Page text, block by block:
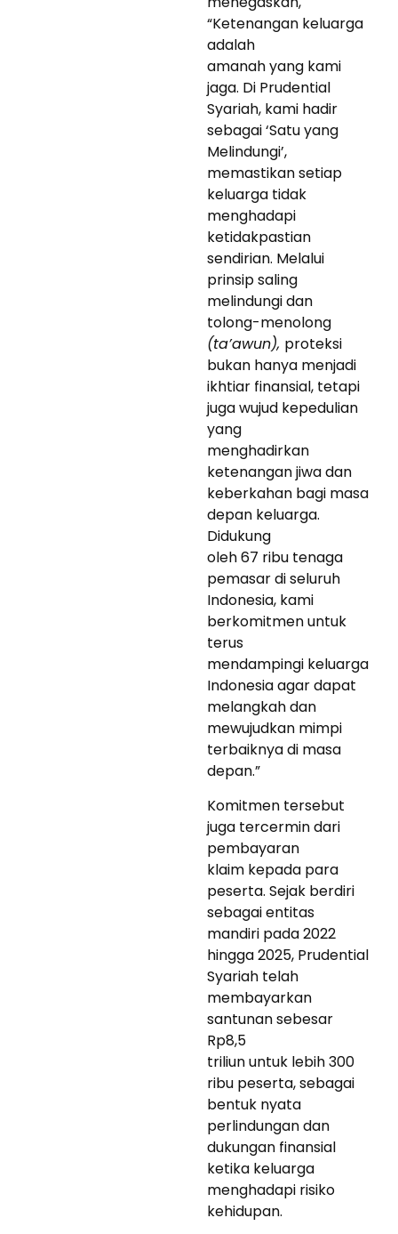
“Ketenangan keluarga
adalah
amanah yang kami
jaga. Di Prudential
Syariah, kami hadir
sebagai ‘Satu yang
Melindungi’,
memastikan setiap
keluarga tidak
menghadapi
ketidakpastian
sendirian. Melalui
prinsip saling
melindungi dan
tolong-menolong
(ta’awun), proteksi
bukan hanya menjadi
ikhtiar finansial, tetapi
juga wujud kepedulian
yang
menghadirkan
ketenangan jiwa dan
keberkahan bagi masa
depan keluarga.
Didukung
oleh 67 ribu tenaga
pemasar di seluruh
Indonesia, kami
berkomitmen untuk
terus
mendampingi keluarga
Indonesia agar dapat
melangkah dan
mewujudkan mimpi
terbaiknya di masa
depan.”
Komitmen tersebut
juga tercermin dari
pembayaran
klaim kepada para
peserta. Sejak berdiri
sebagai entitas
mandiri pada 2022
hingga 2025, Prudential
Syariah telah
membayarkan
santunan sebesar
Rp8,5
triliun untuk lebih 300
ribu peserta, sebagai
bentuk nyata
perlindungan dan
dukungan finansial
ketika keluarga
menghadapi risiko
kehidupan.